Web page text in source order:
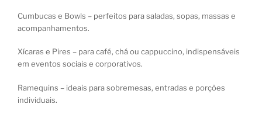
Cumbucas e Bowls – perfeitos para saladas, sopas, massas e
acompanhamentos.
Xícaras e Pires – para café, chá ou cappuccino, indispensáveis
em eventos sociais e corporativos.
Ramequins – ideais para sobremesas, entradas e porções
individuais.